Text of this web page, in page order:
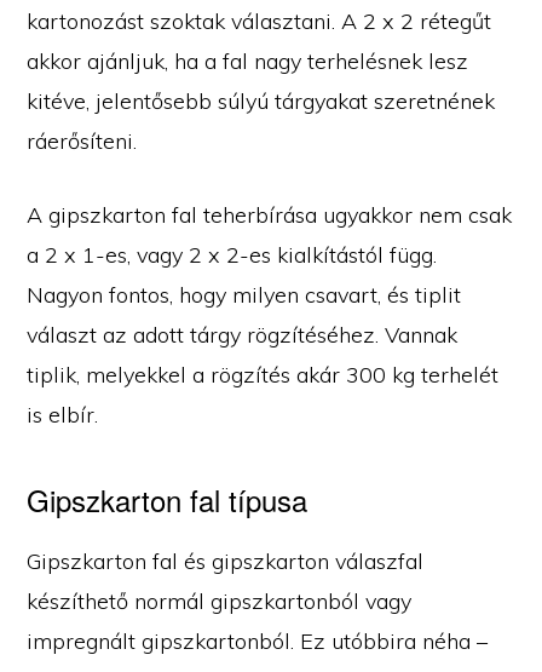
kartonozást szoktak választani. A 2 x 2 rétegűt
akkor ajánljuk, ha a fal nagy terhelésnek lesz
kitéve, jelentősebb súlyú tárgyakat szeretnének
ráerősíteni.
A gipszkarton fal teherbírása ugyakkor nem csak
a 2 x 1-es, vagy 2 x 2-es kialkítástól függ.
Nagyon fontos, hogy milyen csavart, és tiplit
választ az adott tárgy rögzítéséhez. Vannak
tiplik, melyekkel a rögzítés akár 300 kg terhelét
is elbír.
Gipszkarton fal típusa
Gipszkarton fal és gipszkarton válaszfal
készíthető normál gipszkartonból vagy
impregnált gipszkartonból. Ez utóbbira néha –